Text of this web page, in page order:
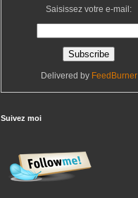
Saisissez votre e-mail:
Delivered by FeedBurner
Suivez moi